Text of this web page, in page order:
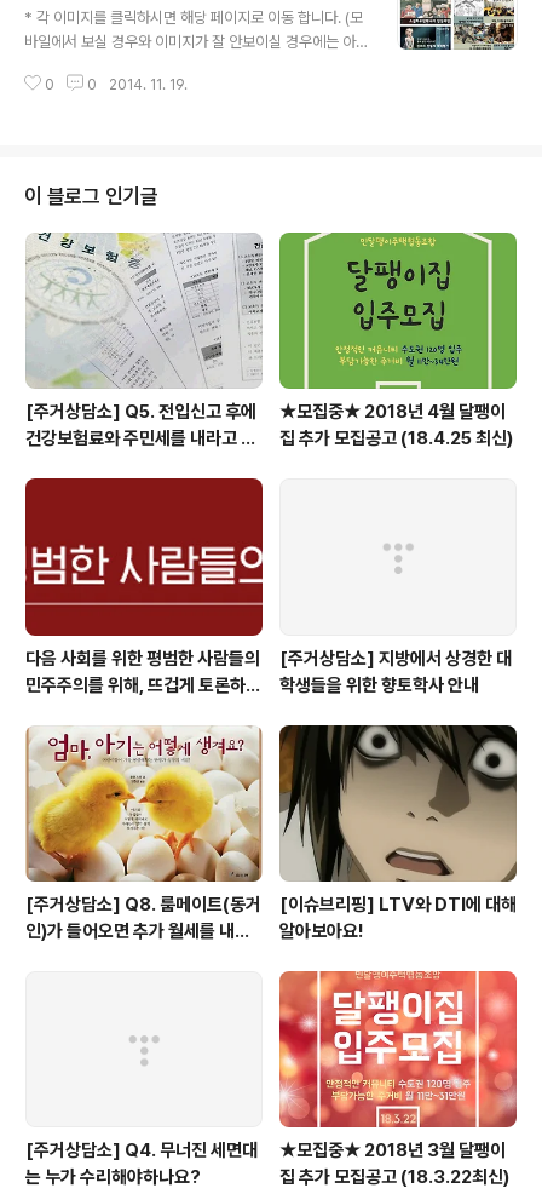
다리며 ▶ [활동보고] 12월의 활동보고 ▶ [언론보도] 12
월의 언론보도 ▶ [주거상담소] 전월세 전환율이 뭐냐고?
사업 일정] 송년회 '내일은 일요일' ▶ [민달팽이유니온] 회
* 각 이미지를 클릭하시면 해당 페이지로 이동 합니다. (모
바일에서 보실 경우와 이미지가 잘 안보이실 경우에는 아
1호 입주파티 ▶ [달팽이집] 달팽이집 2호 입주설명회 ▶
를 더 내야 하나요? ▶ [9월 활동보고] ▶ [9월 언론보도]
▶ [10월 활동보고] ▶ [10월 언론보도] ▶ [이달의 회원]
정유미님 인터뷰 ▶ [회원모임] 추석맞이 민달팽이 야간매
점 후기 ▶ [회원모임] 토청민복허 명랑운동회 후기 ▶ [회
원모임] 제1차 열린기획회의 후기 ▶ [가입하기] 민달팽이
유니온..
0 0 2014. 11. 19.
이 블로그 인기글
[주거상담소] Q5. 전입신고 후에
건강보험료와 주민세를 내라고 고
★모집중★ 2018년 4월 달팽이
집 추가 모집공고 (18.4.25 최신)
다음 사회를 위한 평범한 사람들의
민주주의를 위해, 뜨겁게 토론하고
[주거상담소] 지방에서 상경한 대
학생들을 위한 향토학사 안내
[주거상담소] Q8. 룸메이트(동거
인)가 들어오면 추가 월세를 내야
[이슈브리핑] LTV와 DTI에 대해
알아보아요!
[주거상담소] Q4. 무너진 세면대
는 누가 수리해야하나요?
★모집중★ 2018년 3월 달팽이
집 추가 모집공고 (18.3.22최신)